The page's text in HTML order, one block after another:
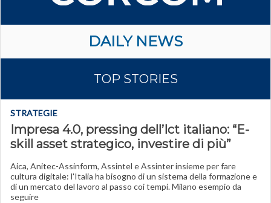
DAILY NEWS
TOP STORIES
STRATEGIE
Impresa 4.0, pressing dell’Ict italiano: “E-
skill asset strategico, investire di più”
Aica, Anitec-Assinform, Assintel e Assinter insieme per fare
cultura digitale: l'Italia ha bisogno di un sistema della formazione e
di un mercato del lavoro al passo coi tempi. Milano esempio da
seguire